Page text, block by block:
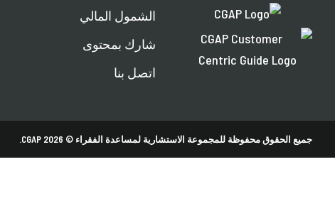
الشمول المالي
شارك بمحتوى
اتصل بنا
جميع الحقوق محفوظة للمجموعة الاستشارية لمساعدة الفقراء © 2026 CGAP.